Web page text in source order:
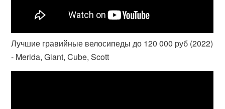
Лучшие гравийные велосипеды до 120 000 руб (2022)
- Merida, Giant, Cube, Scott